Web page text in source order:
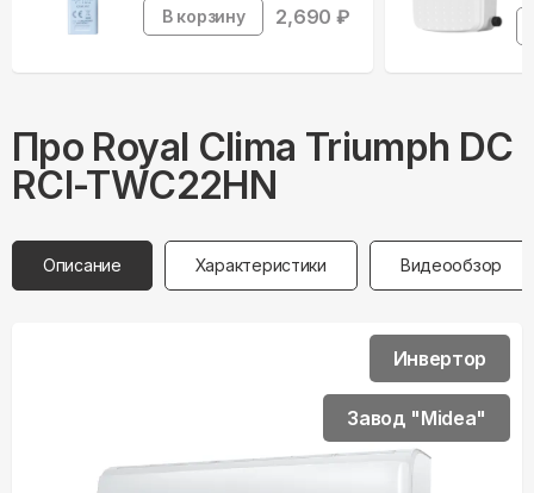
В корзину 2,690 ₽
Про Royal Clima Triumph DC
RCI-TWC22HN
Описание Характеристики Видеообзор
Инвертор
Завод "Midea"